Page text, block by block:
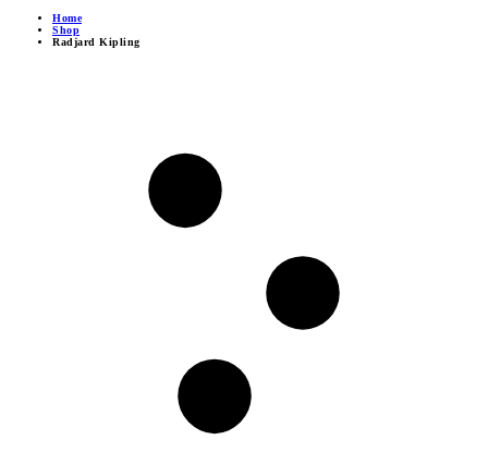
Home
Shop
Radjard Kipling